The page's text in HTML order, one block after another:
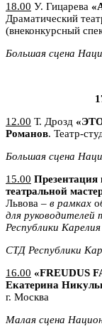
18.00 У. Гицарева
Драматический
(внеконкурсный
Большая сцена
12.00 Т. Дрозд
Романов. Театр-
Большая сцена
15.00 Презентация
театральной
Львова – в рамках о
для руководителей
Республики Карелия
СТД Республики
16.00 «FREUDUS
Екатерина
г. Москва
Малая сцена